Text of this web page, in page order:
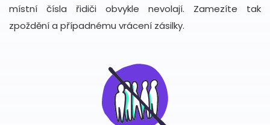
místní čísla řidiči obvykle nevolají. Zamezíte tak
zpoždění a případnému vrácení zásilky.